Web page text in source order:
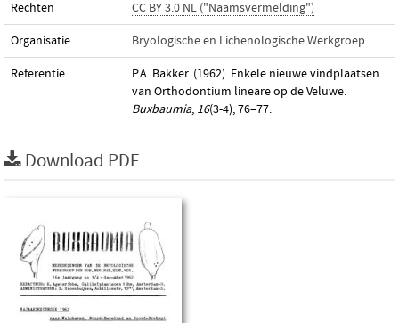
Rechten CC BY 3.0 NL ("Naamsvermelding")
Organisatie Bryologische en Lichenologische Werkgroep
Referentie
P.A. Bakker. (1962). Enkele nieuwe vindplaatsen
van Orthodontium lineare op de Veluwe.
Buxbaumia, 16(3-4), 76–77.
Download PDF